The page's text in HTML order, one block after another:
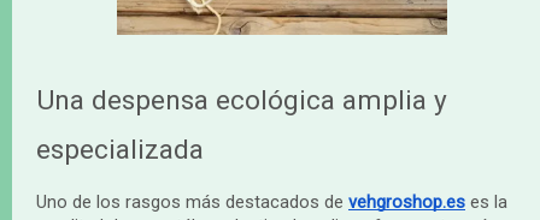
Una despensa ecológica amplia y
especializada
Uno de los rasgos más destacados de vehgroshop.es es la